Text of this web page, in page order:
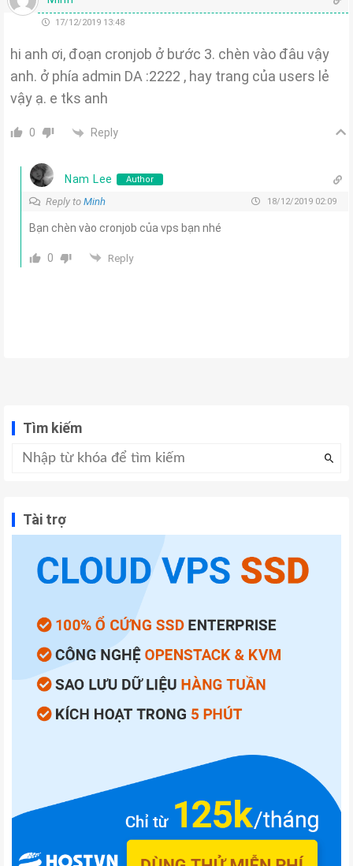
17/12/2019 13:48
hi anh ơi, đoạn cronjob ở bước 3. chèn vào đâu vậy
anh. ở phía admin DA :2222 , hay trang của users lẻ
vậy ạ. e tks anh
0 Reply
Nam Lee Author
Reply to Minh 18/12/2019 02:09
Bạn chèn vào cronjob của vps bạn nhé
0 Reply
Tìm kiếm
Tài trợ